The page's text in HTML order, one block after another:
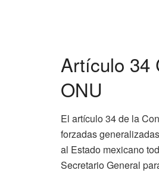
Artículo 34
ONU
El artículo 34 de la
forzadas
al Estado mexicano
Secretario General